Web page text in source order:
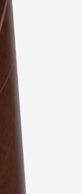
Terlik
Terlik